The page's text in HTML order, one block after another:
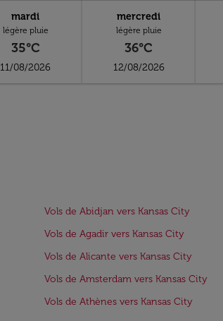
mardi
légère pluie
35°C
11/08/2026
mercredi
légère pluie
36°C
12/08/2026
Vols de Abidjan vers Kansas City
Vols de Agadir vers Kansas City
Vols de Alicante vers Kansas City
Vols de Amsterdam vers Kansas City
Vols de Athènes vers Kansas City